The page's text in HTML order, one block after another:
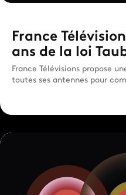
France
ans de la loi
France Télévisions propose
toutes ses antennes pour